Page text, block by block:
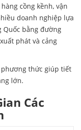
cồng kềnh, vận
doanh nghiệp lựa
Quốc bằng đường
phát và cảng
thức giúp tiết
lớn.
Các